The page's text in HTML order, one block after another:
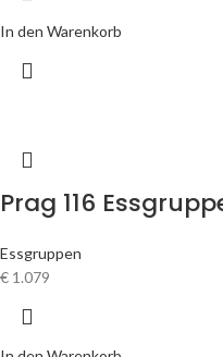
In den Warenkorb
Prag 116
Essgruppen
€ 1.079